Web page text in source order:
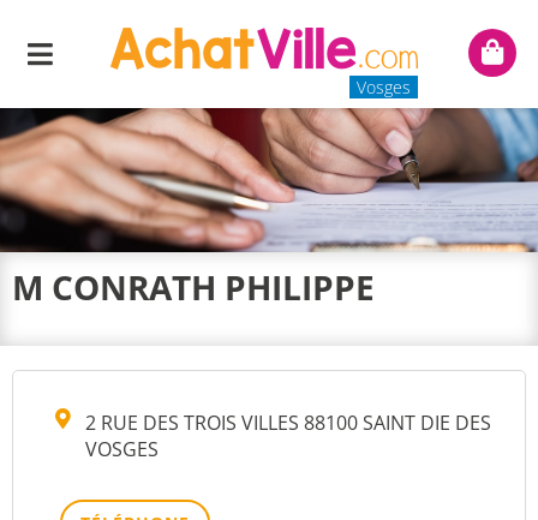
Menu
Vosges
Mon
M CONRATH PHILIPPE
2 RUE DES TROIS VILLES 88100 SAINT DIE DES
VOSGES